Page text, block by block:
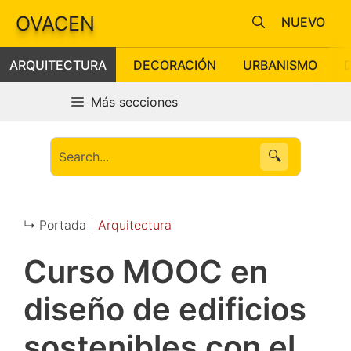
Saltar
contenido
OVACEN
ARQUITECTURA DECORACIÓN URBANISMO
NUEVO
Más secciones
🔍
↳ Portada | Arquitectura
Curso MOOC en
diseño de edificios